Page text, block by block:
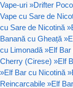
Vape-uri »Drifter
Vape cu Sare de
cu Sare de Nicotină »
Banană cu Gheață »
cu Limonadă »Elf Bar
Cherry (Cirese) »Elf
»Elf Bar cu Nicotină »
Reincarcabile »Elf